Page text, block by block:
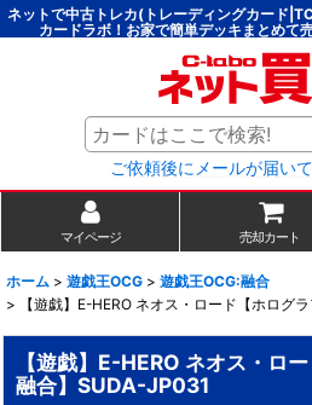
ネットで中古トレカ(トレーディングカード
カードラボ！お家で簡単デッキまとめて
ご依頼後にメールが届い
マイページ 売却カート
ホーム > 遊戯王OCG > 遊戯王OCG:融合
>
【遊戯】E-HERO ネオス・ロード【ホログ
【遊戯】E-HERO ネオス・ロ
融合】SUDA-JP031